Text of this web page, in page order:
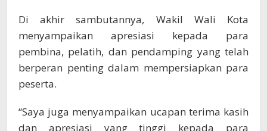
Di akhir sambutannya, Wakil Wali Kota
menyampaikan apresiasi kepada para
pembina, pelatih, dan pendamping yang telah
berperan penting dalam mempersiapkan para
peserta.
“Saya juga menyampaikan ucapan terima kasih
dan apresiasi yang tinggi kepada para